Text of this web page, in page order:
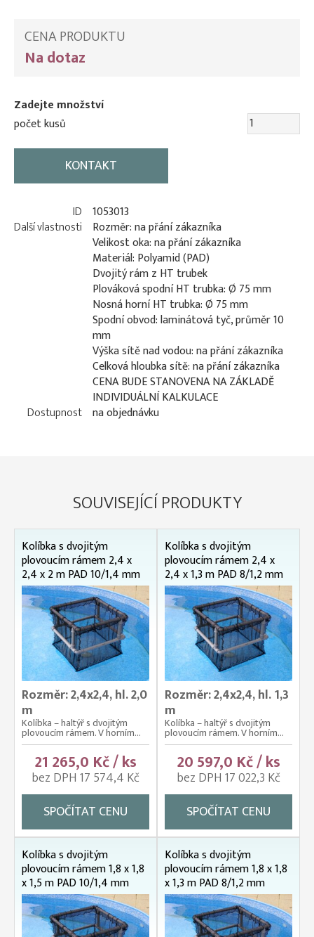
CENA PRODUKTU
Na dotaz
Zadejte množství
počet kusů
KONTAKT
ID 1053013
Další vlastnosti
Rozměr: na přání zákazníka
Velikost oka: na přání zákazníka
Materiál: Polyamid (PAD)
Dvojitý rám z HT trubek
Plováková spodní HT trubka: Ø 75 mm
Nosná horní HT trubka: Ø 75 mm
Spodní obvod: laminátová tyč, průměr 10
mm
Výška sítě nad vodou: na přání zákazníka
Celková hloubka sítě: na přání zákazníka
CENA BUDE STANOVENA NA ZÁKLADĚ
INDIVIDUÁLNÍ KALKULACE
Dostupnost na objednávku
SOUVISEJÍCÍ PRODUKTY
Kolíbka s dvojitým
plovoucím rámem 2,4 x
2,4 x 2 m PAD 10/1,4 mm
Rozměr: 2,4x2,4, hl. 2,0
m
Kolíbka – haltýř s dvojitým
plovoucím rámem. V horním...
21 265,0 Kč / ks
bez DPH 17 574,4 Kč
SPOČÍTAT CENU
Kolíbka s dvojitým
plovoucím rámem 2,4 x
2,4 x 1,3 m PAD 8/1,2 mm
Rozměr: 2,4x2,4, hl. 1,3
m
Kolíbka – haltýř s dvojitým
plovoucím rámem. V horním...
20 597,0 Kč / ks
bez DPH 17 022,3 Kč
SPOČÍTAT CENU
Kolíbka s dvojitým
plovoucím rámem 1,8 x 1,8
x 1,5 m PAD 10/1,4 mm
Kolíbka s dvojitým
plovoucím rámem 1,8 x 1,8
x 1,3 m PAD 8/1,2 mm